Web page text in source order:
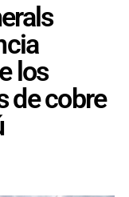
los
de cobre